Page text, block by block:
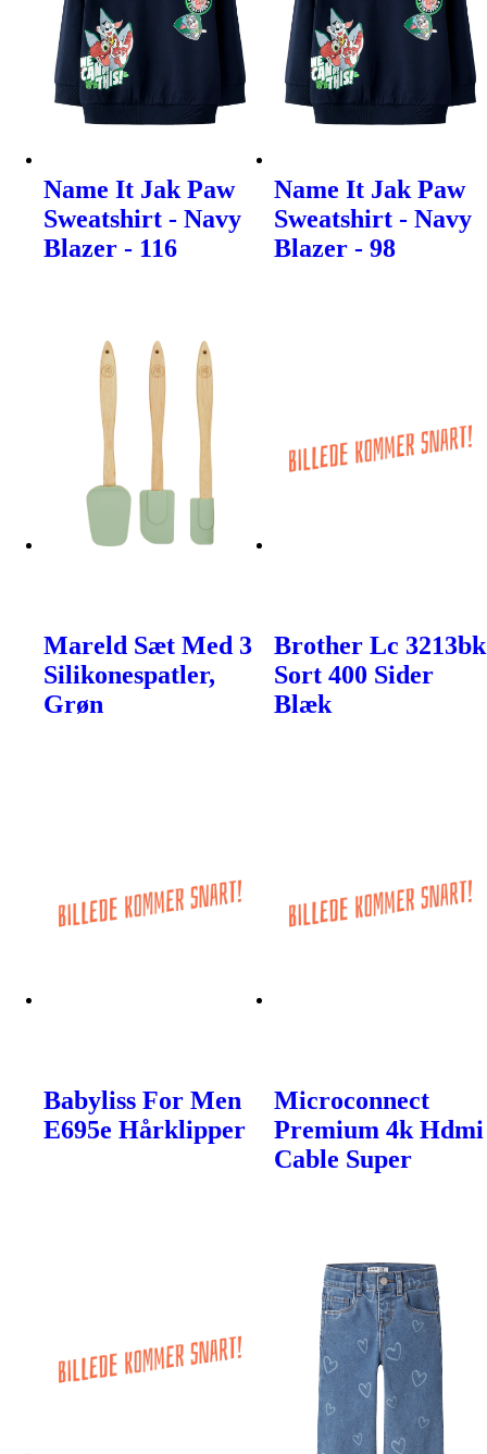
Name It Jak Paw
Sweatshirt - Navy
Blazer - 116
Name It Jak Paw
Sweatshirt - Navy
Blazer - 98
Mareld Sæt Med 3
Silikonespatler,
Grøn
Brother Lc 3213bk
Sort 400 Sider
Blæk
Babyliss For Men
E695e Hårklipper
Microconnect
Premium 4k Hdmi
Cable Super